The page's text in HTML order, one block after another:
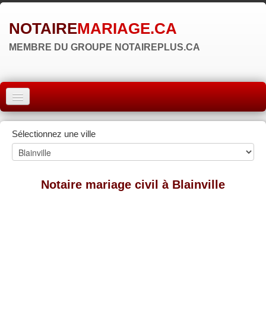
NOTAIREMARIAGE.CA
MEMBRE DU GROUPE NOTAIREPLUS.CA
ACCUEIL
MONTRÉAL
QUÉBEC
Sélectionnez une ville
Notaire mariage civil à Blainville